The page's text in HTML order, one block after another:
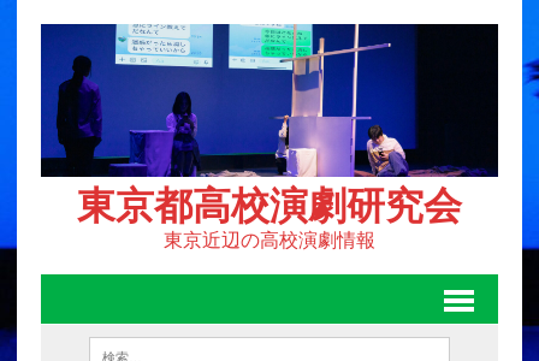
東京都高校演劇研究会
東京近辺の高校演劇情報